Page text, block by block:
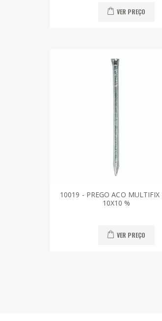
VER PREÇO
10019 - PREGO ACO MULTIFIX
10X10 %
VER PREÇO